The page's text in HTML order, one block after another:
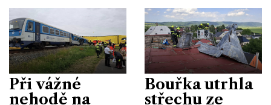
Při vážné
nehodě na
Bouřka utrhla
střechu ze